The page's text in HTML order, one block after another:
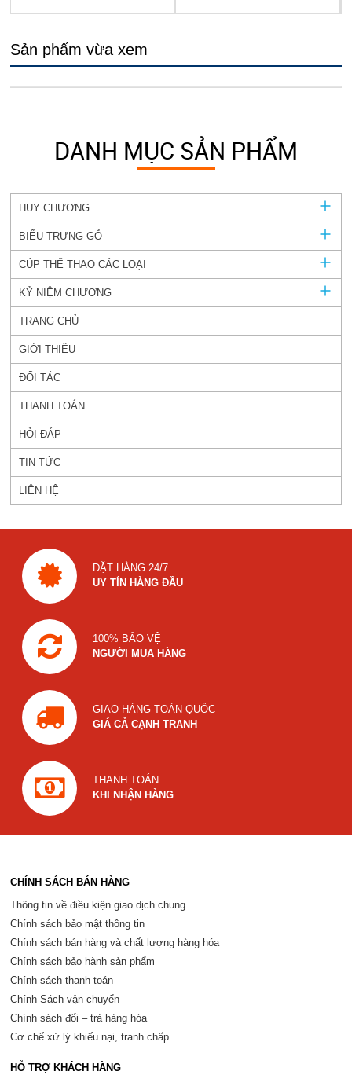
Sản phẩm vừa xem
DANH MỤC SẢN PHẨM
HUY CHƯƠNG
BIỂU TRƯNG GỖ
CÚP THỂ THAO CÁC LOẠI
KỶ NIỆM CHƯƠNG
TRANG CHỦ
GIỚI THIỆU
ĐỐI TÁC
THANH TOÁN
HỎI ĐÁP
TIN TỨC
LIÊN HỆ
ĐẶT HÀNG 24/7
UY TÍN HÀNG ĐẦU
100% BẢO VỆ
NGƯỜI MUA HÀNG
GIAO HÀNG TOÀN QUỐC
GIÁ CẢ CẠNH TRANH
THANH TOÁN
KHI NHẬN HÀNG
CHÍNH SÁCH BÁN HÀNG
Thông tin về điều kiện giao dịch chung
Chính sách bảo mật thông tin
Chính sách bán hàng và chất lượng hàng hóa
Chính sách bảo hành sản phẩm
Chính sách thanh toán
Chính Sách vận chuyển
Chính sách đổi – trả hàng hóa
Cơ chế xử lý khiếu nại, tranh chấp
HỖ TRỢ KHÁCH HÀNG